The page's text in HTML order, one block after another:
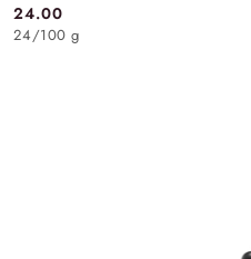
Cena:
24.00
24/100 g